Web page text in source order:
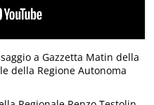
a Gazzetta Matin della
della Regione Autonoma